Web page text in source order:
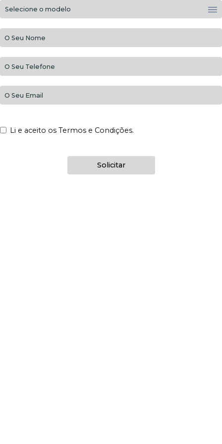
Li e aceito os Termos e Condições.
Solicitar